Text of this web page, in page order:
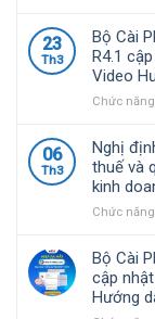
23
Th3
Bộ Cài
R4.1
Video
Chức
06
Th3
Nghị
thuế và
kinh
Chức
Bộ Cài
cập
Hướng